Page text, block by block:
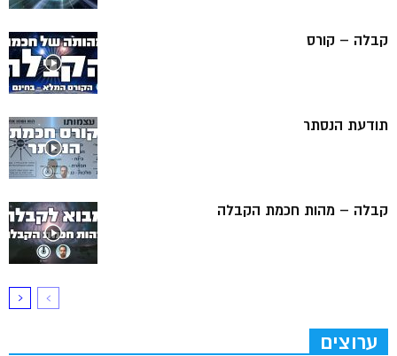
קבלה – קורס
תודעת הנסתר
קבלה – מהות חכמת הקבלה
ערוצים